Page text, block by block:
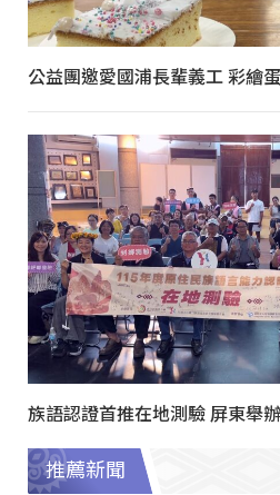
公益團邀愛國浦長輩義工 彩繪
族語認證首推在地測驗 屏東舉
推薦新聞